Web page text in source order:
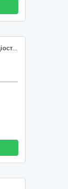
Акумуляторна батарея 5000 mAh до радіостанцій Motorola R7 R7A з Type-c роз’ємом для зарядки